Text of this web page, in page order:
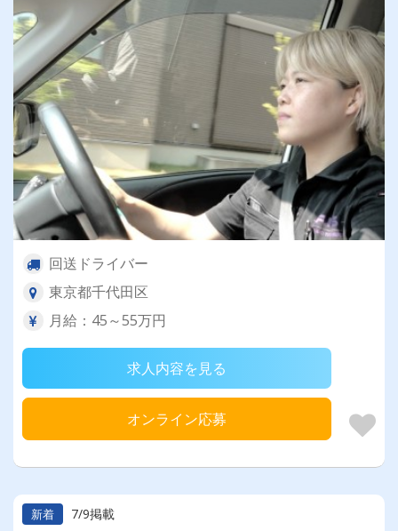
回送ドライバー
東京都千代田区
月給：45～55万円
求人内容を見る
オンライン応募
新着 7/9掲載